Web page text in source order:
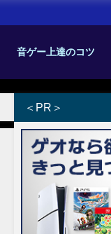
音ゲー上達のコツ
＜PR＞